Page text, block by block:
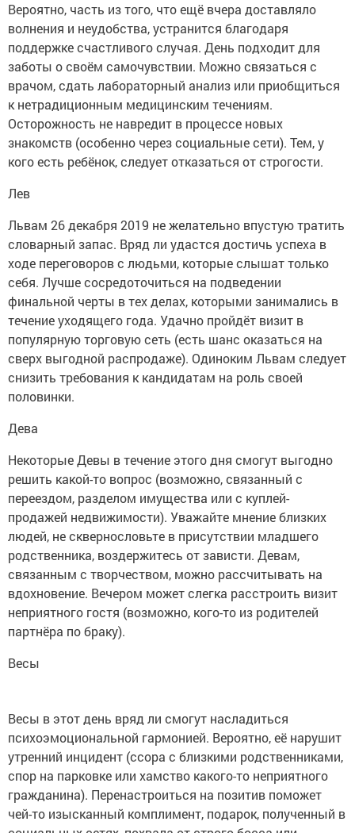
Вероятно, часть из того, что ещё вчера доставляло
волнения и неудобства, устранится благодаря
поддержке счастливого случая. День подходит для
заботы о своём самочувствии. Можно связаться с
врачом, сдать лабораторный анализ или приобщиться
к нетрадиционным медицинским течениям.
Осторожность не навредит в процессе новых
знакомств (особенно через социальные сети). Тем, у
кого есть ребёнок, следует отказаться от строгости.
Лев
Львам 26 декабря 2019 не желательно впустую тратить
словарный запас. Вряд ли удастся достичь успеха в
ходе переговоров с людьми, которые слышат только
себя. Лучше сосредоточиться на подведении
финальной черты в тех делах, которыми занимались в
течение уходящего года. Удачно пройдёт визит в
популярную торговую сеть (есть шанс оказаться на
сверх выгодной распродаже). Одиноким Львам следует
снизить требования к кандидатам на роль своей
половинки.
Дева
Некоторые Девы в течение этого дня смогут выгодно
решить какой-то вопрос (возможно, связанный с
переездом, разделом имущества или с куплей-
продажей недвижимости). Уважайте мнение близких
людей, не сквернословьте в присутствии младшего
родственника, воздержитесь от зависти. Девам,
связанным с творчеством, можно рассчитывать на
вдохновение. Вечером может слегка расстроить визит
неприятного гостя (возможно, кого-то из родителей
партнёра по браку).
Весы
Весы в этот день вряд ли смогут насладиться
психоэмоциональной гармонией. Вероятно, её нарушит
утренний инцидент (ссора с близкими родственниками,
спор на парковке или хамство какого-то неприятного
гражданина). Перенастроиться на позитив поможет
чей-то изысканный комплимент, подарок, полученный в